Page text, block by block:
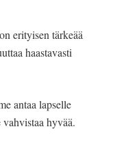
erityisen tärkeää
haastavasti
antaa lapselle
hyvää.